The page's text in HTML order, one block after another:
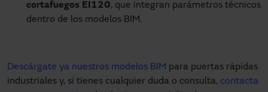
cortafuegos EI120, que integran parámetros técnicos
dentro de los modelos BIM.
Descárgate ya nuestros modelos BIM para puertas rápidas
industriales y, si tienes cualquier duda o consulta, contacta